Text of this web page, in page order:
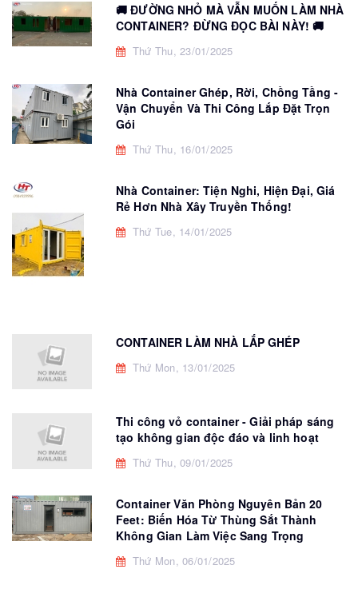
🚚 ĐƯỜNG NHỎ MÀ VẪN MUỐN LÀM NHÀ
CONTAINER? ĐỪNG ĐỌC BÀI NÀY! 🚚
Thứ Thu, 23/01/2025
Nhà Container Ghép, Rời, Chồng Tầng -
Vận Chuyển Và Thi Công Lắp Đặt Trọn
Gói
Thứ Thu, 16/01/2025
Nhà Container: Tiện Nghi, Hiện Đại, Giá
Rẻ Hơn Nhà Xây Truyền Thống!
Thứ Tue, 14/01/2025
CONTAINER LÀM NHÀ LẮP GHÉP
Thứ Mon, 13/01/2025
Thi công vỏ container - Giải pháp sáng
tạo không gian độc đáo và linh hoạt
Thứ Thu, 09/01/2025
Container Văn Phòng Nguyên Bản 20
Feet: Biến Hóa Từ Thùng Sắt Thành
Không Gian Làm Việc Sang Trọng
Thứ Mon, 06/01/2025